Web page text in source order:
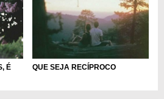
É
QUE SEJA RECÍPROCO